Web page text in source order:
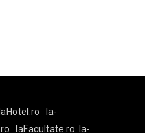
laHotel.ro
la-
laFacultate.ro
la-